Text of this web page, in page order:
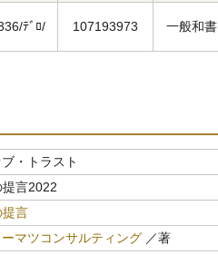
ﾃﾞﾛ/ 107193973 一般和書
・トラスト
言2022
提言
マツコンサルティング ／著